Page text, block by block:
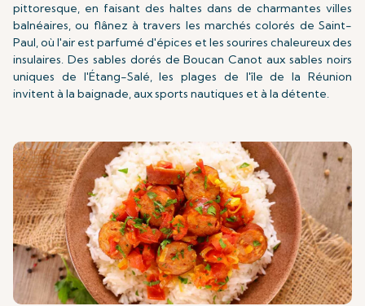
pittoresque, en faisant des haltes dans de charmantes villes
balnéaires, ou flânez à travers les marchés colorés de Saint-
Paul, où l'air est parfumé d'épices et les sourires chaleureux des
insulaires. Des sables dorés de Boucan Canot aux sables noirs
uniques de l'Étang-Salé, les plages de l'île de la Réunion
invitent à la baignade, aux sports nautiques et à la détente.